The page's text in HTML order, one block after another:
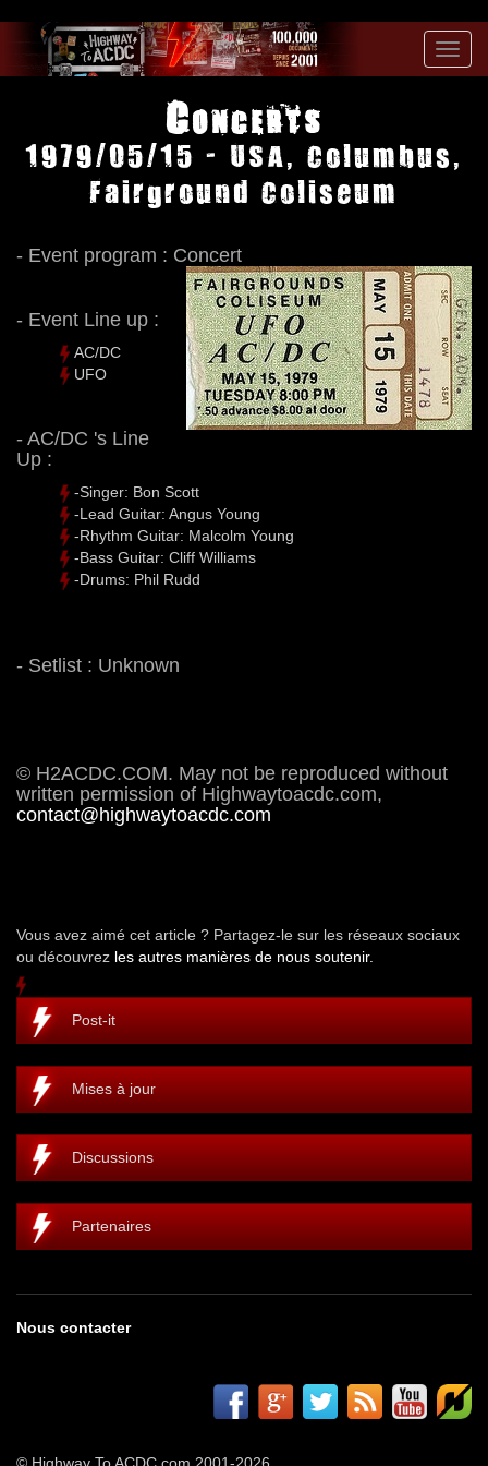
Concerts
1979/05/15 - USA, Columbus,
Fairground Coliseum
- Event program : Concert
- Event Line up :
AC/DC
UFO
- AC/DC 's Line
Up :
-Singer: Bon Scott
-Lead Guitar: Angus Young
-Rhythm Guitar: Malcolm Young
-Bass Guitar: Cliff Williams
-Drums: Phil Rudd
- Setlist : Unknown
© H2ACDC.COM. May not be reproduced without
written permission of Highwaytoacdc.com,
contact@highwaytoacdc.com
Vous avez aimé cet article ? Partagez-le sur les réseaux sociaux
ou découvrez les autres manières de nous soutenir.
Post-it
Mises à jour
Discussions
Partenaires
Nous contacter